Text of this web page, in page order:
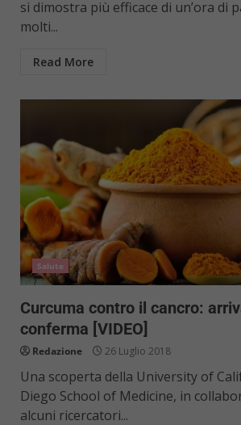
si dimostra più efficace di un’ora di
molti...
Read More
Salute
Curcuma contro il cancro:
conferma [VIDEO]
Redazione 26 Luglio 2018
Una scoperta della University of
Diego School of Medicine, in
alcuni ricercatori...